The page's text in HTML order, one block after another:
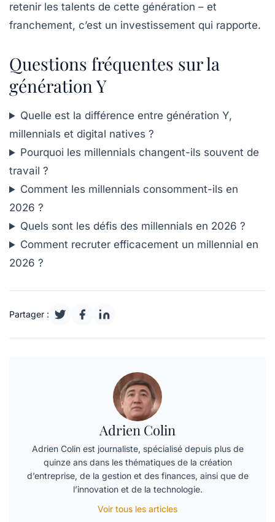
retenir les talents de cette génération – et
franchement, c’est un investissement qui rapporte.
Questions fréquentes sur la
génération Y
Quelle est la différence entre génération Y,
millennials et digital natives ?
Pourquoi les millennials changent-ils souvent de
travail ?
Comment les millennials consomment-ils en
2026 ?
Quels sont les défis des millennials en 2026 ?
Comment recruter efficacement un millennial en
2026 ?
Partager :
Adrien Colin
Adrien Colin est journaliste, spécialisé depuis plus de
quinze ans dans les thématiques de la création
d’entreprise, de la gestion et des finances, ainsi que de
l’innovation et de la technologie.
Voir tous les articles